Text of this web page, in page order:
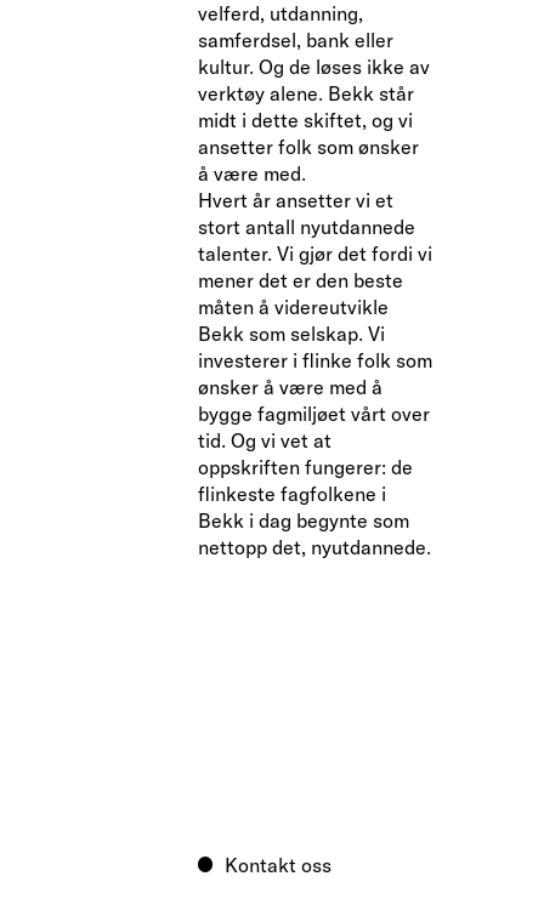
velferd, utdanning,
samferdsel, bank eller
kultur. Og de løses ikke av
verktøy alene. Bekk står
midt i dette skiftet, og vi
ansetter folk som ønsker
å være med.
Hvert år ansetter vi et
stort antall nyutdannede
talenter. Vi gjør det fordi vi
mener det er den beste
måten å videreutvikle
Bekk som selskap. Vi
investerer i flinke folk som
ønsker å være med å
bygge fagmiljøet vårt over
tid. Og vi vet at
oppskriften fungerer: de
flinkeste fagfolkene i
Bekk i dag begynte som
nettopp det, nyutdannede.
Kontakt oss